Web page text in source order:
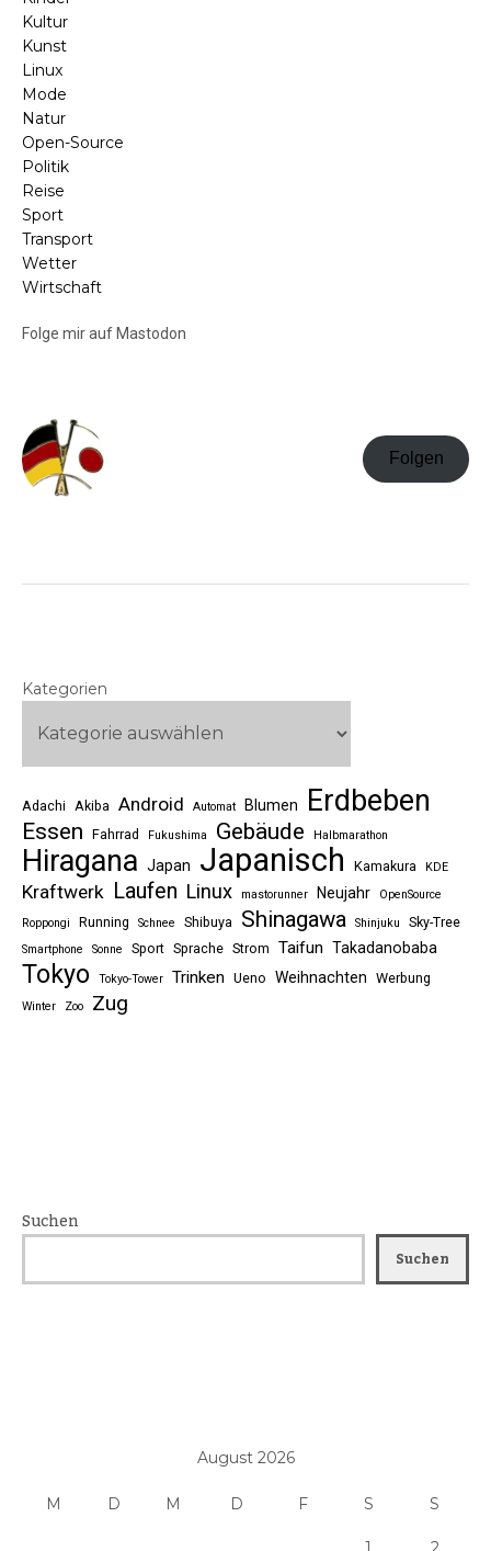
Kultur
Kunst
Linux
Mode
Natur
Open-Source
Politik
Reise
Sport
Transport
Wetter
Wirtschaft
Folge mir auf Mastodon
Folgen
Kategorien
Adachi Akiba Android Automat Blumen Erdbeben
Essen Fahrrad Fukushima Gebäude Halbmarathon
Hiragana Japan Japanisch Kamakura KDE
Kraftwerk Laufen Linux mastorunner Neujahr
OpenSource
Roppongi
Running Schnee Shibuya Shinagawa Shinjuku Sky-Tree
Smartphone Sonne Sport Sprache Strom Taifun Takadanobaba
Tokyo Tokyo-Tower Trinken Ueno Weihnachten Werbung
Winter Zoo Zug
Suchen
Suchen
August 2026
M D M D F S S